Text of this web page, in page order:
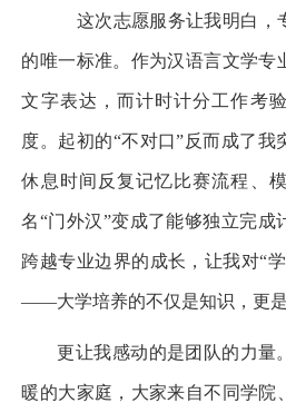
这次志愿服务让我明白，
的唯一标准。作为汉语言文学专
文字表达，而计时计分工作考
度。起初的“不对口”反而成了我
休息时间反复记忆比赛流程、
名“门外汉”变成了能够独立完成
跨越专业边界的成长，让我对“
——大学培养的不仅是知识，更是
更让我感动的是团队的力量
暖的大家庭，大家来自不同学院